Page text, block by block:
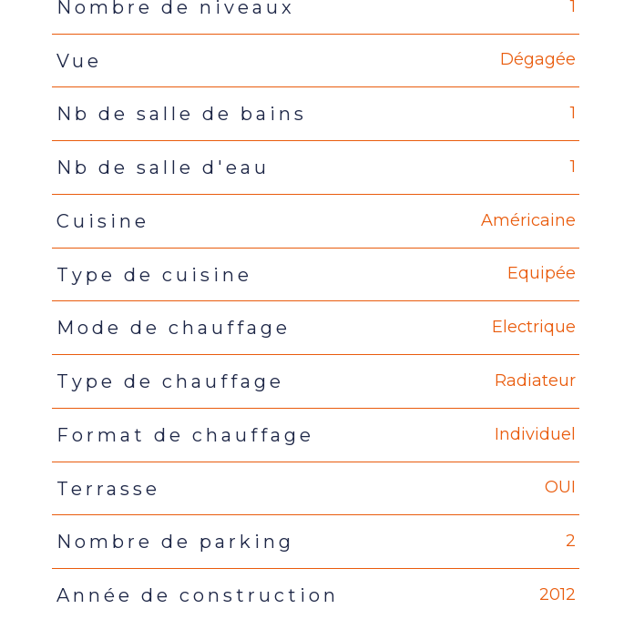
Nombre de niveaux 1
Vue Dégagée
Nb de salle de bains 1
Nb de salle d'eau 1
Cuisine Américaine
Type de cuisine Equipée
Mode de chauffage Electrique
Type de chauffage Radiateur
Format de chauffage Individuel
Terrasse OUI
Nombre de parking 2
Année de construction 2012